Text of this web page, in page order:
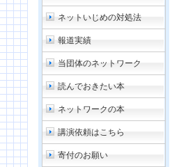
ネットいじめの対処法
報道実績
当団体のネットワーク
読んでおきたい本
ネットワークの本
講演依頼はこちら
寄付のお願い